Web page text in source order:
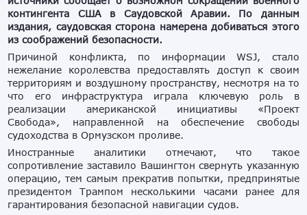
контингента США в Саудовской Аравии. По данным
издания, саудовская сторона намерена добиваться этого
из соображений безопасности.
Причиной конфликта, по информации WSJ, стало
нежелание королевства предоставлять доступ к своим
территориям и воздушному пространству, несмотря на то
что его инфраструктура играла ключевую роль в
реализации американской инициативы «Проект
Свобода», направленной на обеспечение свободы
судоходства в Ормузском проливе.
Иностранные аналитики отмечают, что такое
сопротивление заставило Вашингтон свернуть указанную
операцию, тем самым прекратив попытки, предпринятые
президентом Трампом несколькими часами ранее для
гарантирования безопасной навигации судов.